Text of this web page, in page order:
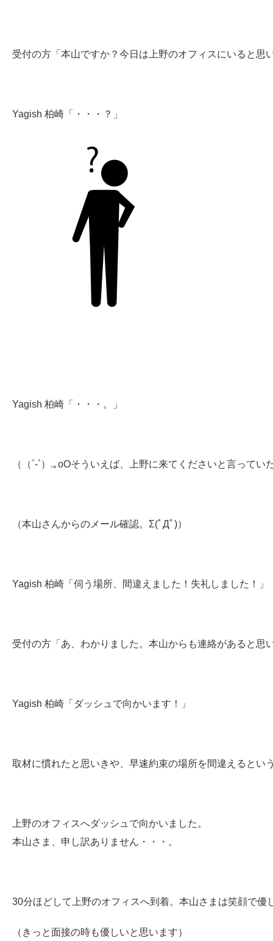
受付の方「本山ですか？今日は上野のオフィスにいると思
Yagish 柏崎「・・・？」
Yagish 柏崎「・・・。」
（（´-`）.｡oOそういえば、上野に来てくださいと言ってい
（本山さんからのメール確認。Σ(ﾟДﾟ)）
Yagish 柏崎「伺う場所、間違えました！失礼しました！」
受付の方「あ、わかりました。本山からも連絡があると思
Yagish 柏崎「ダッシュで向かいます！」
取材に慣れたと思いきや、早速約束の場所を間違えるとい
上野のオフィスへダッシュで向かいました。
本山さま、申し訳ありません・・・。
30分ほどして上野のオフィスへ到着。本山さまは笑顔で優
（きっと面接の時も優しいと思います）